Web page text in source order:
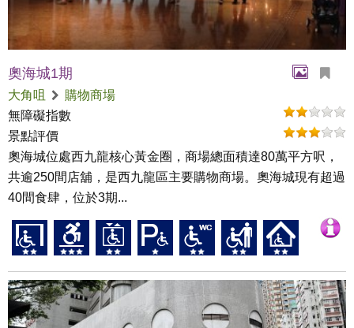
奧海城1期
大角咀
購物商場
無障礙指數
景點評價
奧海城位處西九龍核心黃金圈，商場總面積達80萬平方呎，
共逾250間店舖，是西九龍區主要購物商場。奧海城現有超過
40間食肆，位於3期...